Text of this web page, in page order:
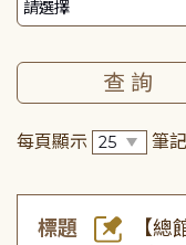
每頁顯示 筆
標題
【總